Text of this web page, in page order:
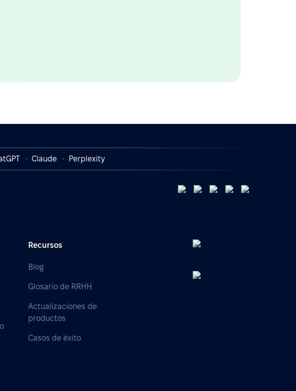
Claude Perplexity
Recursos
Blog
Glosario de RRHH
Actualizaciones de
productos
Casos de éxito